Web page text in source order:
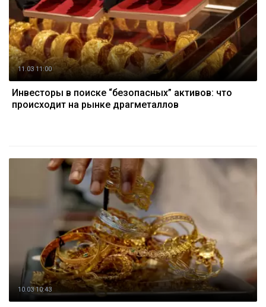
11.03 11:00
Инвесторы в поиске “безопасных” активов: что
происходит на рынке драгметаллов
10.03 10:43